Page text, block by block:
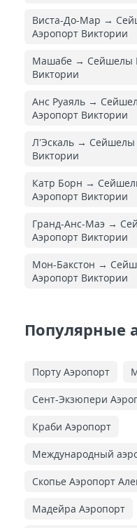
Виста-До-Мар →
Аэропорт Виктории
Машабе → Сейшелы
Виктории
Анс Руаяль →
Аэропорт Виктории
Л'Эскаль →
Виктории
Катр Борн →
Аэропорт Виктории
Гранд-Анс-Маэ →
Аэропорт Виктории
Мон-Бакстон →
Аэропорт Виктории
Популярные
Порту Аэропорт
Сент-Экзюпери
Краби Аэропорт
Международный
Скопье Аэропорт
Мадейра Аэропорт